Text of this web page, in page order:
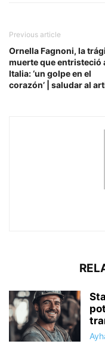
Previous article
Ornella Fagnoni, la
muerte que entristeció
Italia: ‘un golpe en el
corazón’ | saludar al